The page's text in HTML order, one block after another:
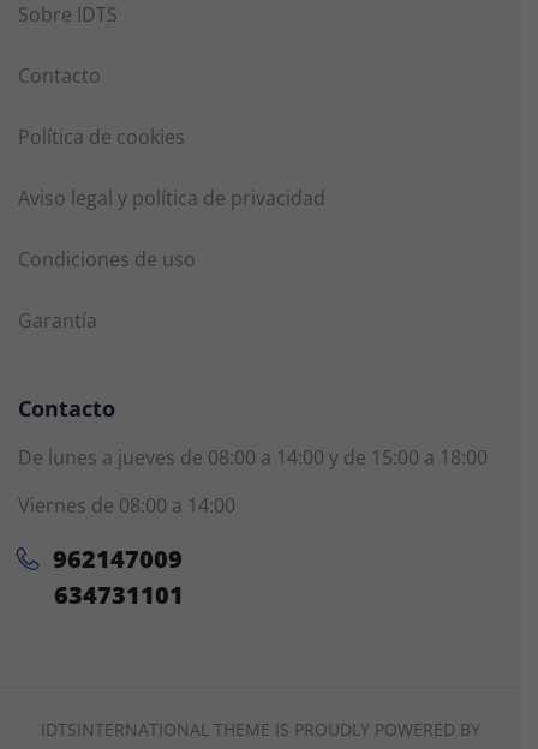
Sobre IDTS
Contacto
Política de cookies
Aviso legal y política de privacidad
Condiciones de uso
Garantía
Contacto
De lunes a jueves de 08:00 a 14:00 y de 15:00 a 18:00
Viernes de 08:00 a 14:00
962147009
634731101
IDTSINTERNATIONAL THEME IS PROUDLY POWERED BY